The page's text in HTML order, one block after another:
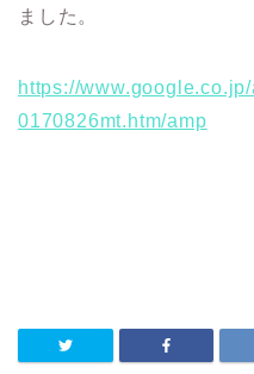
ました。
https://
0170826mt.htm/amp